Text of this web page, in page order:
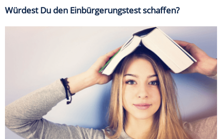
Würdest Du den Einbürgerungstest schaffen?